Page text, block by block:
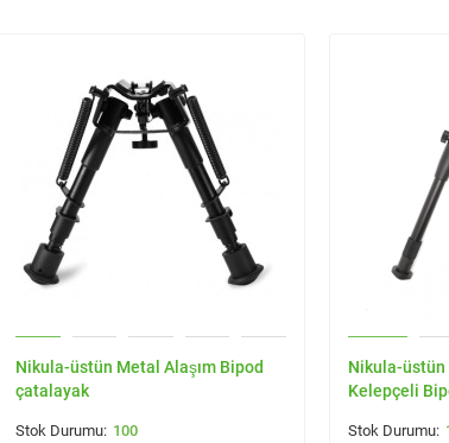
Nikula-üstün Metal Alaşım Bipod
çatalayak
100
Nikula-üstün
Kelepçeli